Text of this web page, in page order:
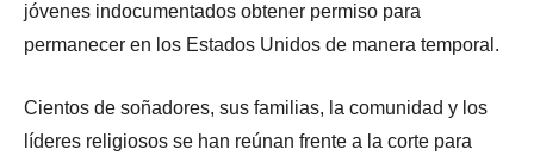
jóvenes indocumentados obtener permiso para
permanecer en los Estados Unidos de manera temporal.
Cientos de soñadores, sus familias, la comunidad y los
líderes religiosos se han reúnan frente a la corte para